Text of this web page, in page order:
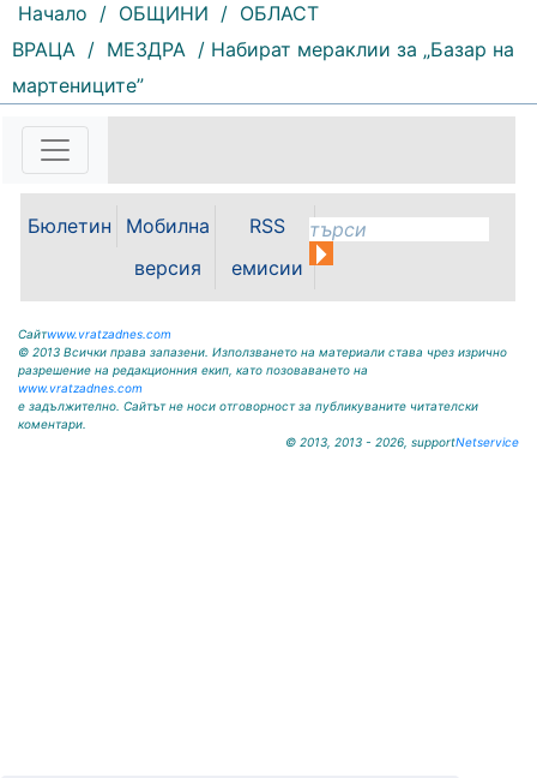
162 | 2026-08-07 11:30:54
ВРАЦА 3060 гр. Криводол, ул.
„Освобождение” № 13, тел.
09117/20-45, e-mail:
krivodol@mbox.is-bg.net ОБЯВА
На основание чл. 8, ал. 4,
чл. 14, ал. 7 от ЗОС; чл. 92, ал. 1...
Начало / ОБЩИНИ / ОБЛАСТ
ВРАЦА / МЕЗДРА / Набират мераклии за „Базар на
мартениците”
Бюлетин
Мобилна
версия
RSS
емисии
Сайтwww.vratzadnes.com
© 2013 Всички права запазени. Използването на материали става чрез изрично
разрешение на редакционния екип, като позоваването на
www.vratzadnes.com
е задължително. Сайтът не носи отговорност за публикуваните читателски
коментари.
© 2013, 2013 - 2026, supportNetservice